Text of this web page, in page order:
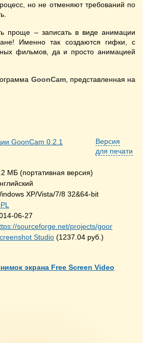
но не отменяют требований по
проще – записать в виде анимации
Именно так создаются гифки, с
фильмов, да и просто анимацией
GoonCam, представленная на
Версия
для печати
МБ (портативная версия)
XP/Vista/7/8 32&64-bit
06-27
sourceforge.net/projects/gooncam/
Studio (1237.04 руб.)
экрана Free Screen Video